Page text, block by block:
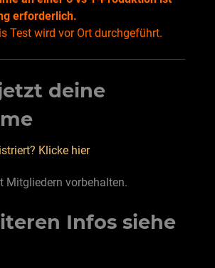
erforderlich.
Test wird vor Ort durchgeführt.
deine
Klicke hier
Mitgliedern vorbehalten.
Infos siehe